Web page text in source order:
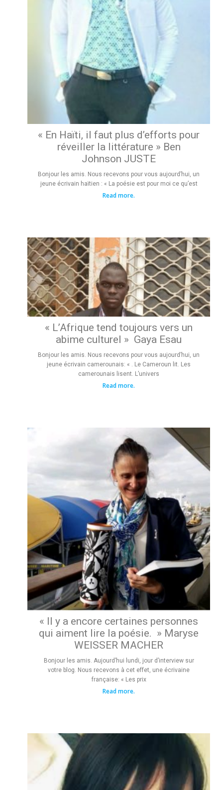
« En Haïti, il faut plus d’efforts pour
réveiller la littérature » Ben
Johnson JUSTE
Bonjour les amis. Nous recevons pour vous aujourd’hui, un
jeune écrivain haïtien : « La poésie est pour moi ce qu’est
Read more.
« L’Afrique tend toujours vers un
abime culturel » Gaya Esau
Bonjour les amis. Nous recevons pour vous aujourd’hui, un
jeune écrivain camerounais: « . Le Cameroun lit. Les
camerounais lisent. L’univers
Read more.
« Il y a encore certaines personnes
qui aiment lire la poésie. » Maryse
WEISSER MACHER
Bonjour les amis. Aujourd’hui lundi, jour d’interview sur
votre blog. Nous recevons à cet effet, une écrivaine
française: « Les prix
Read more.